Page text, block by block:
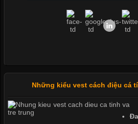
Những kiểu vest cách điệu cá